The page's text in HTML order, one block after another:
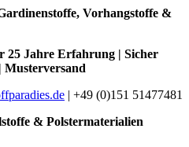
Vorhangstoffe &
25 Jahre Erfahrung | Sicher
Musterversand
| +49 (0)151 51477481
& Polstermaterialien